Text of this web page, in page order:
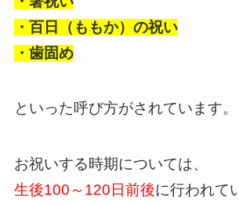
・百日（ももか）の祝い
・歯固め
といった呼び方がされています。
お祝いする時期については、
生後100～120日前後に行われて